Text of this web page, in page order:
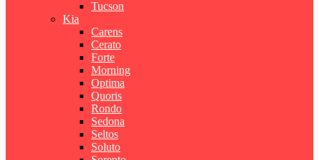
Tucson
Kia
Carens
Cerato
Forte
Morning
Optima
Quoris
Rondo
Sedona
Seltos
Soluto